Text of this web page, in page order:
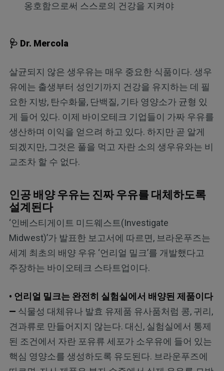
옹호함으로써 스스로의 건강을 지켜야
🩺 Dr. Mercola
살균되지 않은 생우유는 매우 중요한 식품이다. 생우
유에는 출생부터 성인기까지 건강을 유지하는 데 필
요한 지방, 탄수화물, 단백질, 기타 영양소가 균형 있
게 들어 있다. 이제 바이오테크 기업들이 가짜 우유를
생산하며 이익을 얻으려 하고 있다. 하지만 곧 알게
되겠지만, 그것은 풀을 먹고 자란 소의 생우유와는 비
교조차 할 수 없다.
인공 배양 우유는 진짜 우유를 대체하도록
설계된다
‘인베스티게이트 미드웨스트(Investigate
Midwest)’가 발표한 보고서에 따르면, 브라운푸즈는
세계 최초의 배양 우유 ‘언리얼 밀크’를 개발했다고
주장하는 바이오테크 스타트업이다.
• 언리얼 밀크는 완전히 실험실에서 배양된 제품이다
— 식물성 대체유나 발효 유제품 유사품처럼 콩, 귀리,
견과류로 만들어지지 않는다. 대신, 실험실에서 통제
된 조건에서 자란 포유류 세포가 소우유에 들어 있는
핵심 영양소를 생성하도록 유도된다. 브라운푸즈에